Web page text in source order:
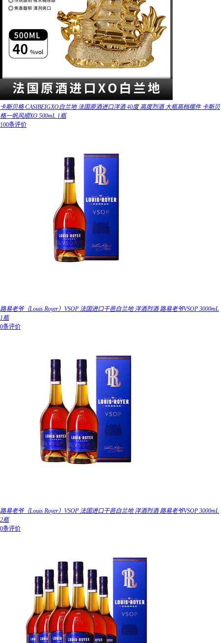
卡斯贝格 CASIBEIGXO白兰地 法国原酒进口洋酒 40度 高度烈酒 大瓶高档摆件 卡斯贝
格一帆风顺XO 500mL 1瓶
100条评价
路易老爷（Louis Royer）VSOP 法国进口干邑白兰地 洋酒烈酒 路易老爷VSOP 3000mL
1瓶
0条评价
路易老爷（Louis Royer）VSOP 法国进口干邑白兰地 洋酒烈酒 路易老爷VSOP 3000mL
2瓶
0条评价